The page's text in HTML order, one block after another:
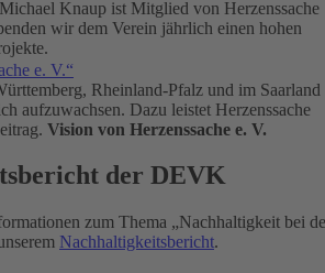
Knaup ist Mitglied von Herzenssache
wir dem Verein jährlich einen hohen
e. V.“
Rheinland-Pfalz und im Saarland
aufzuwachsen. Dazu leistet Herzenssache
Vision von Herzenssache e. V.
der DEVK
zum Thema „Nachhaltigkeit bei
Nachhaltigkeitsbericht.